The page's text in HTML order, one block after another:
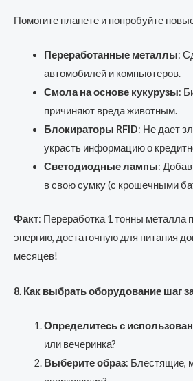
Помогите планете и попробуйте
Переработанные металлы:
автомобилей и компьютеров.
Смола на основе кукурузы:
причиняют вреда животным.
Блокираторы RFID: Не дает
украсть информацию о
Светодиодные лампы:
в свою сумку (с крошечными
Факт: Переработка 1 тонны металла
энергию, достаточную для питания
месяцев!
8. Как выбрать оборудование шаг
Определитесь с
или вечеринка?
Выберите образ: Блестящие,